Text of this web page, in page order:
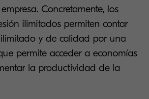
Concretamente, los
ilimitados permiten contar
y de calidad por una
permite acceder a economías
la productividad de la